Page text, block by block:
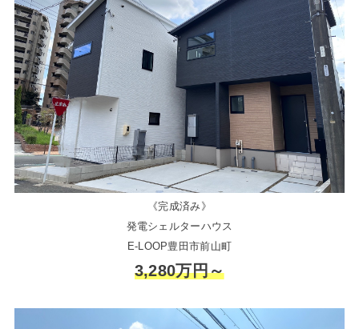
《完成済み》
発電シェルターハウス
E-LOOP豊田市前山町
3,280万円～